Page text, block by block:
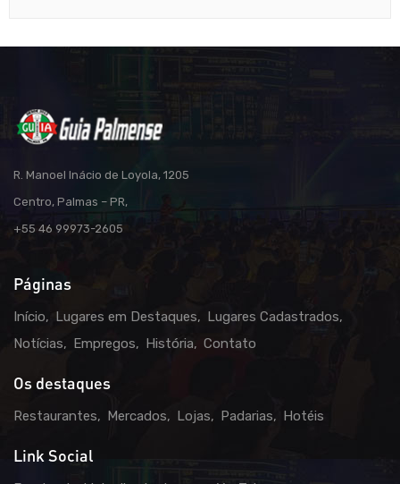
R. Manoel Inácio de Loyola, 1205
Centro, Palmas – PR,
+55 46 99973-2605
Páginas
Início Lugares em Destaques
Lugares Cadastrados
Notícias
Empregos História Contato
Os destaques
Restaurantes Mercados Lojas Padarias Hotéis
Link Social